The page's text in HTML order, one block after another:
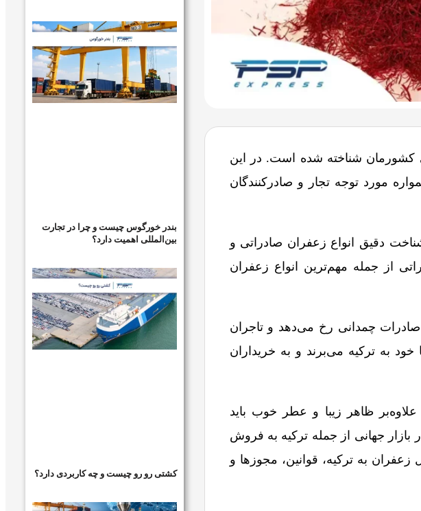
کشورمان شناخته شده است. در این
مورد توجه تجار و صادرکنندگان
دقیق انواع زعفران صادراتی و
از جمله مهم‌ترین انواع زعفران
چمدانی رخ می‌دهد و تاجران
به ترکیه می‌برند و به خریداران
علاوه‌بر ظاهر زیبا و عطر خوب باید
بازار جهانی از جمله ترکیه به فروش
به ترکیه، قوانین، مجوزها و
بندر خورگوس چیست و چرا در تجارت
بین‌المللی اهمیت دارد؟
کشتی رو رو چیست و چه کاربردی دارد؟